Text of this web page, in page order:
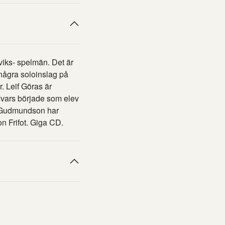
spelmän. Det är
soloinslag på
Leif Göras är
började som elev
har
Frifot. Giga CD.